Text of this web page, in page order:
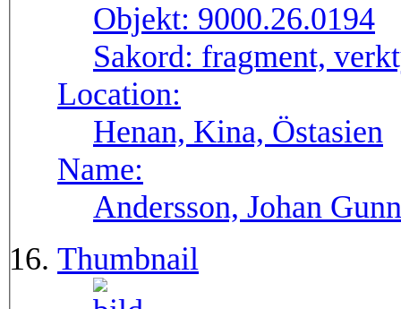
Objekt: 9000.26.0194
Sakord: fragment,
Location:
Henan, Kina, Östasien
Name:
Andersson, Johan
Thumbnail